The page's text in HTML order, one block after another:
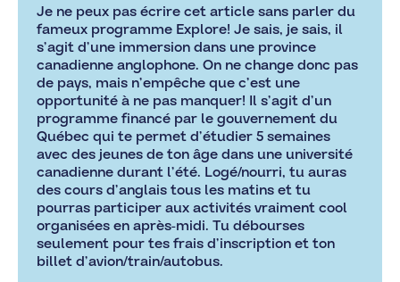
Je ne peux pas écrire cet article sans parler du
fameux programme Explore! Je sais, je sais, il
s’agit d’une immersion dans une province
canadienne anglophone. On ne change donc pas
de pays, mais n’empêche que c’est une
opportunité à ne pas manquer! Il s’agit d’un
programme financé par le gouvernement du
Québec qui te permet d’étudier 5 semaines
avec des jeunes de ton âge dans une université
canadienne durant l’été. Logé/nourri, tu auras
des cours d’anglais tous les matins et tu
pourras participer aux activités vraiment cool
organisées en après-midi. Tu débourses
seulement pour tes frais d’inscription et ton
billet d’avion/train/autobus.